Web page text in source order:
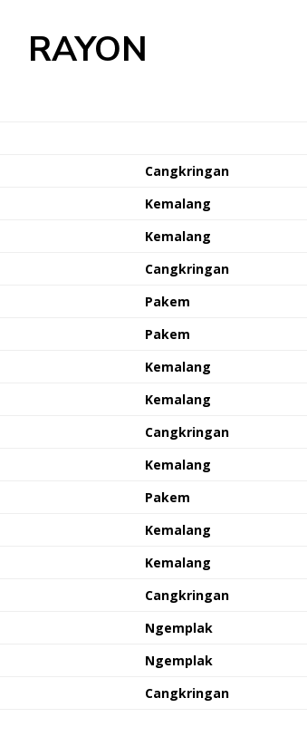
RAYON
Cangkringan
Kemalang
Kemalang
Cangkringan
Pakem
Pakem
Kemalang
Kemalang
Cangkringan
Kemalang
Pakem
Kemalang
Kemalang
Cangkringan
Ngemplak
Ngemplak
Cangkringan